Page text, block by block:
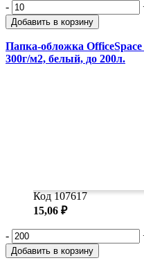
-
Добавить в корзину
Папка-обложка
300г/м2, белый, до 200л.
Код 107617
15,06 ₽
-
Добавить в корзину